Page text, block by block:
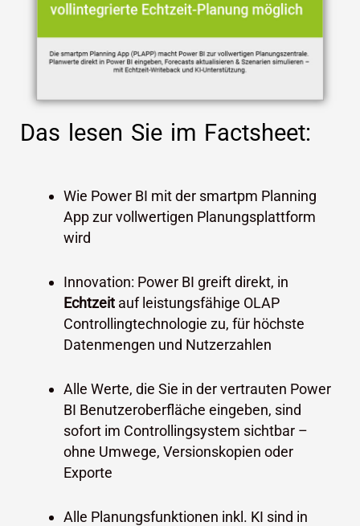
Das lesen Sie im Factsheet:
Wie Power BI mit der smartpm Planning
App zur vollwertigen Planungsplattform
wird
Innovation: Power BI greift direkt, in
Echtzeit auf leistungsfähige OLAP
Controllingtechnologie zu, für höchste
Datenmengen und Nutzerzahlen
Alle Werte, die Sie in der vertrauten Power
BI Benutzeroberfläche eingeben, sind
sofort im Controllingsystem sichtbar –
ohne Umwege, Versionskopien oder
Exporte
Alle Planungsfunktionen inkl. KI sind in